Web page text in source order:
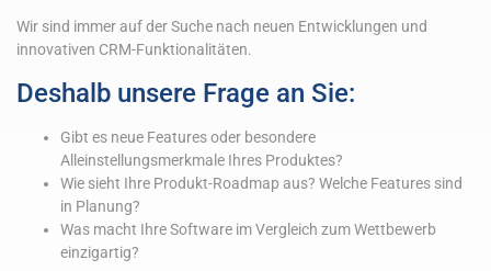
Wir sind immer auf der Suche nach neuen Entwicklungen und
innovativen CRM-Funktionalitäten.
Deshalb unsere Frage an Sie:
Gibt es neue Features oder besondere
Alleinstellungsmerkmale Ihres Produktes?
Wie sieht Ihre Produkt-Roadmap aus? Welche Features sind
in Planung?
Was macht Ihre Software im Vergleich zum Wettbewerb
einzigartig?